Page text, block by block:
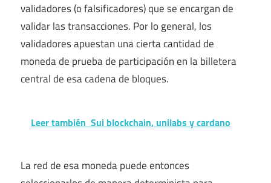
validadores (o falsificadores) que se encargan de
validar las transacciones. Por lo general, los
validadores apuestan una cierta cantidad de
moneda de prueba de participación en la billetera
central de esa cadena de bloques.
Leer también Sui blockchain, unilabs y cardano
La red de esa moneda puede entonces